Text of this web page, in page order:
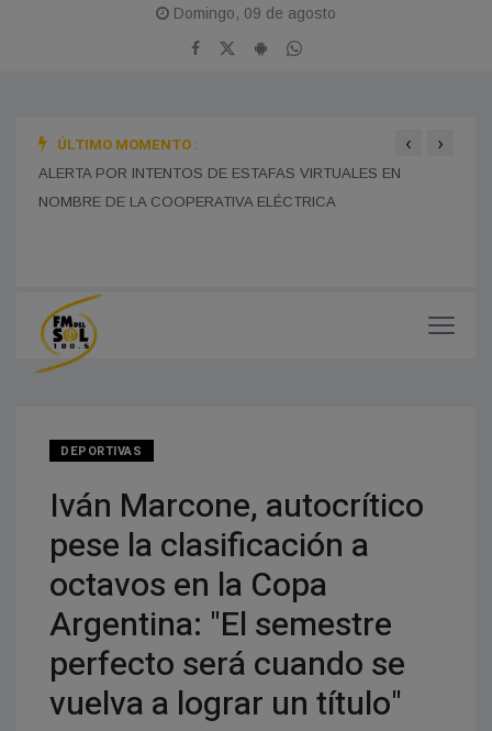
Domingo, 09 de agosto
ÚLTIMO MOMENTO :
ALERTA POR INTENTOS DE ESTAFAS VIRTUALES EN
CON UNA GRAN JORNADA FERIAL Y CULTURAL EN EL
‹ ›
DEPORTIVAS
Iván Marcone, autocrítico
pese la clasificación a
octavos en la Copa
Argentina: "El semestre
perfecto será cuando se
vuelva a lograr un título"